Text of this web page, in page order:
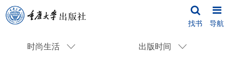
找书 导航
时尚生活 出版时间